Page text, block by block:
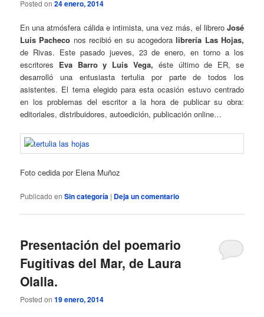
Posted on24 enero, 2014
En una atmósfera cálida e intimista, una vez más, el librero José
Luis Pacheco nos recibió en su acogedoralibrería Las Hojas,
de Rivas. Este pasado jueves, 23 de enero, en torno a los
escritores Eva Barro y Luis Vega, éste último de ER, se
desarrolló una entusiasta tertulia por parte de todos los
asistentes. El tema elegido para esta ocasión estuvo centrado
en los problemas del escritor a la hora de publicar su obra:
editoriales, distribuidores, autoedición, publicación online…
Foto cedida por Elena Muñoz
Publicado en Sin categoría | Deja un comentario
Presentación del poemario
Fugitivas del Mar, de Laura
Olalla.
Posted on19 enero, 2014